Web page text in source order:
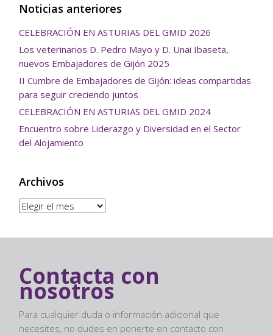
Noticias anteriores
CELEBRACIÓN EN ASTURIAS DEL GMID 2026
Los veterinarios D. Pedro Mayo y D. Unai Ibaseta,
nuevos Embajadores de Gijón 2025
II Cumbre de Embajadores de Gijón: ideas compartidas
para seguir creciendo juntos
CELEBRACIÓN EN ASTURIAS DEL GMID 2024
Encuentro sobre Liderazgo y Diversidad en el Sector
del Alojamiento
Archivos
Archivos
Contacta con
nosotros
Para cualquier duda o información adicional que
necesites, no dudes en ponerte en contacto con